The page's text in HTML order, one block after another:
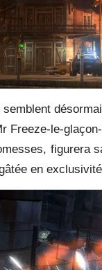
Freeze-le-
figurera
en